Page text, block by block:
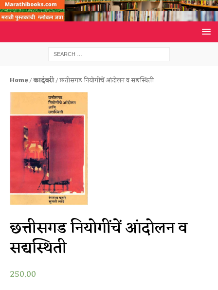
Home/कादंबरी/ छत्तीसगड नियोगींचें आंदोलन व सद्यस्थिती
छत्तीसगड नियोगींचें आंदोलन व
सद्यस्थिती
250.00